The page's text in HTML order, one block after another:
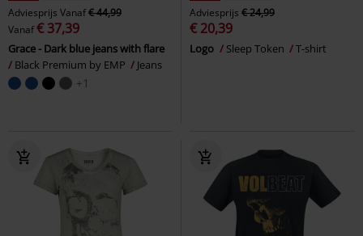
Adviesprijs Vanaf€ 44,99
Vanaf€ 37,39
Grace - Dark blue jeans with flare
Black Premium by EMP
Jeans
+1
Adviesprijs € 24,99
€ 20,39
Logo Sleep Token T-shirt